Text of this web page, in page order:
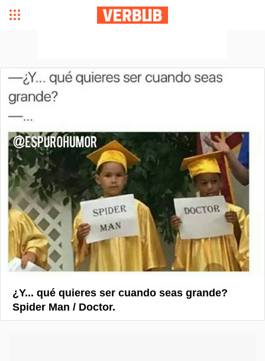
¿Y... qué quieres ser cuando seas grande?
Spider Man / Doctor.